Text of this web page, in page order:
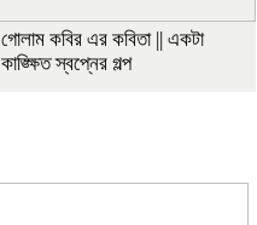
গোলাম কবির এর কবিতা || একটা
কাঙ্ক্ষিত স্বপ্নের গল্প